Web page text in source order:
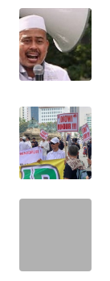
INDEKS
BERITA
KONTAK
INFO
IKLAN
TENTANG
MEDIA